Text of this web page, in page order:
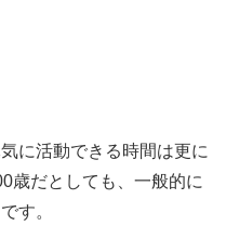
に活動できる時間は更に
歳だとしても、一般的に
す。